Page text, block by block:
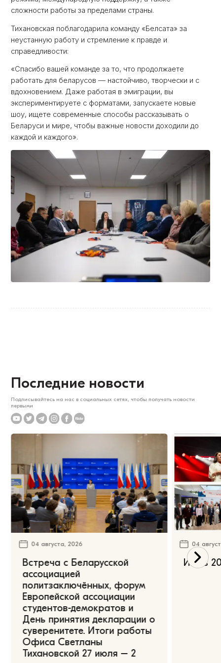
сложности работы за пределами страны.
Тихановская поблагодарила команду «Белсата» за
неустанную работу и стремление к правде и
справедливости:
«Спасибо вашей команде за то, что продолжаете
работать для беларусов — настойчиво, творчески и с
вдохновением. Даже работая в эмиграции, вы
экспериментируете с форматами, запускаете новые
шоу, ищете современные способы рассказывать о
Беларуси и мире, чтобы важные новости доходили до
каждой и каждого».
Последние новости
Подписывайтесь на нас в социальных сетях, чтобы получать новости
первыми
04 августа, 2026
Встреча с Беларусской
ассоциацией
политзаключённых, форум
Европейской ассоциации
студентов-демократов и
День принятия декларации о
суверенитете. Итоги работы
Офиса Светланы
Тихановской 27 июля – 2
04
Июль